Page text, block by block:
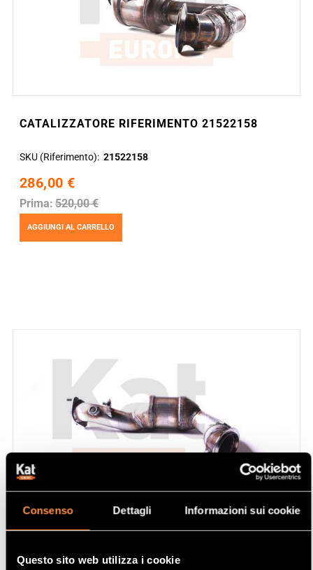
Consenso Dettagli Informazioni sui cookie
Questo sito web utilizza i cookie
CATALIZZATORE RIFERIMENTO 21522158
SKU (Riferimento) 21522158
286,00 €
Prima: 520,00 €
AGGIUNGI AL CARRELLO